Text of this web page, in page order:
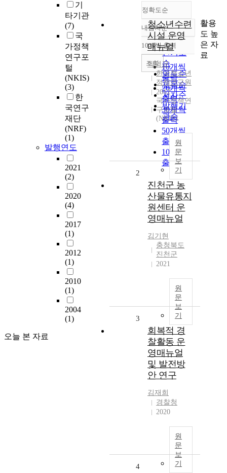
기
타기관
(7)
국
가정책
연구포
털
(NKIS)
(3)
한
국연구
재단
(NRF)
(1)
발행연도
2021
(2)
2020
(4)
2017
(1)
2012
(1)
2010
(1)
2004
(1)
오늘 본 자료
정확도순
정확도
순
인기도
순
연도순
제목순
저자순
발행기
관순
내림차순
내림차순
10개씩 출력
10개씩
출력
20개씩
출력
30개씩
출력
50개씩
출력
100개씩
출력
조회
청소년수련
시설 운영
매뉴얼
박영균
한국청소년
정책연구원
2012
국가정책연
구포털
(NKIS)
원
문
보
기
2
진천군 농
산물유통지
원센터 운
영매뉴얼
김기현
충청북도
진천군
2021
원
문
보
기
3
회복적 경
찰활동 운
영매뉴얼
및 발전방
안 연구
김재희
경찰청
2020
원
문
보
기
4
활용
도 높
은 자
료